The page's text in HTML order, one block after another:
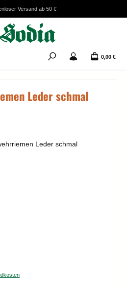
Versand ab 50 €
0,00 €
Leder schmal